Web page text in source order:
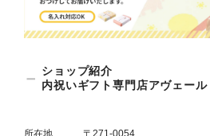
ショップ紹介
内祝いギフト専門店アヴェール